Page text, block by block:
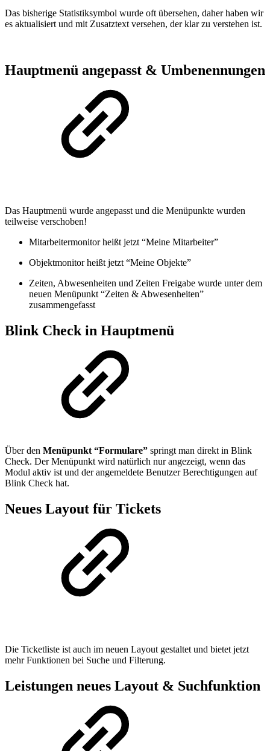
Das bisherige Statistiksymbol wurde oft übersehen, daher haben wir
es aktualisiert und mit Zusatztext versehen, der klar zu verstehen ist.
Hauptmenü angepasst & Umbenennungen
Das Hauptmenü wurde angepasst und die Menüpunkte wurden
teilweise verschoben!
Mitarbeitermonitor heißt jetzt “Meine Mitarbeiter”
Objektmonitor heißt jetzt “Meine Objekte”
Zeiten, Abwesenheiten und Zeiten Freigabe wurde unter dem
neuen Menüpunkt “Zeiten & Abwesenheiten”
zusammengefasst
Blink Check in Hauptmenü
Über den Menüpunkt “Formulare” springt man direkt in Blink
Check. Der Menüpunkt wird natürlich nur angezeigt, wenn das
Modul aktiv ist und der angemeldete Benutzer Berechtigungen auf
Blink Check hat.
Neues Layout für Tickets
Die Ticketliste ist auch im neuen Layout gestaltet und bietet jetzt
mehr Funktionen bei Suche und Filterung.
Leistungen neues Layout & Suchfunktion